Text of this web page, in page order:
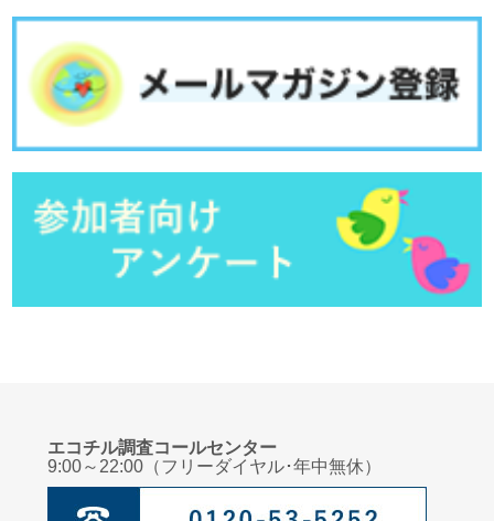
エコチル調査コールセンター
9:00～22:00（フリーダイヤル･年中無休）